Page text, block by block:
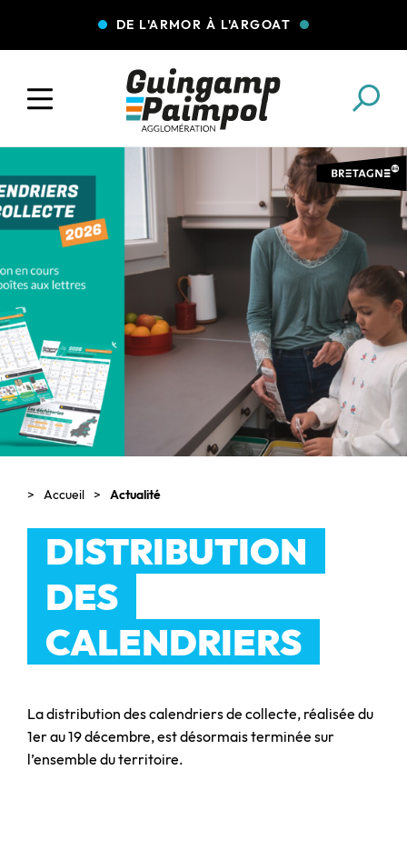
DE L'ARMOR À L'ARGOAT
COLLECTE DES DÉCHETS EAU ET ASSAINISSEMENT
ENFANCE JEUNESSE L'AGGLO' RECRUTE
ASSOCIATIONS PISCINES
Accueil Actualité
DISTRIBUTION
DES
CALENDRIERS
La distribution des calendriers de collecte, réalisée du
1er au 19 décembre, est désormais terminée sur
l’ensemble du territoire.